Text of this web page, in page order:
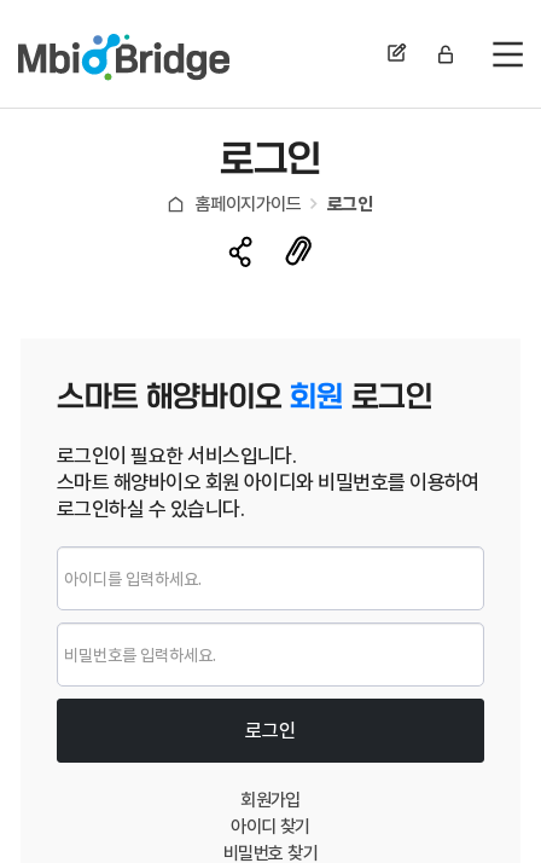
전
로그인
홈페이지가이드 로그인
스마트 해양바이오 회원 로그인
로그인이 필요한 서비스입니다.
스마트 해양바이오 회원 아이디와 비밀번호를 이용하여
로그인하실 수 있습니다.
로그인
로그인
회원가입
아이디 찾기
비밀번호 찾기